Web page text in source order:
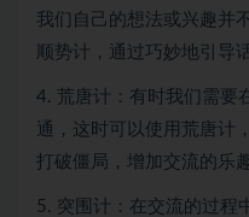
我们自己的想法或兴趣并
顺势计，通过巧妙地引导
4. 荒唐计：有时我们需要
通，这时可以使用荒唐计
打破僵局，增加交流的乐趣
5. 突围计：在交流的过程